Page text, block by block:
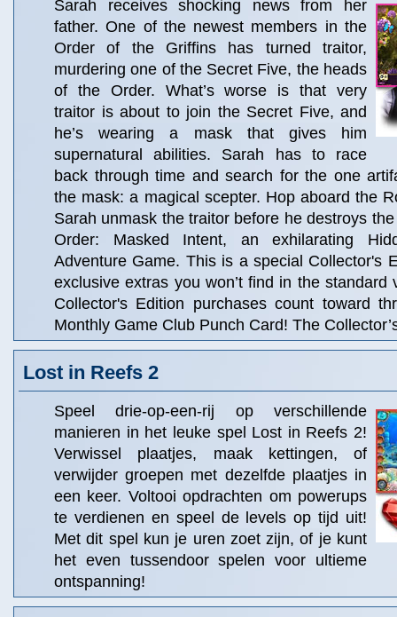
Sarah receives shocking news from her
father. One of the newest members in the
Order of the Griffins has turned traitor,
murdering one of the Secret Five, the heads
of the Order. What’s worse is that very
traitor is about to join the Secret Five, and
he’s wearing a mask that gives him
supernatural abilities. Sarah has to race
back through time and search for the one
the mask: a magical scepter. Hop aboard the
Sarah unmask the traitor before he destroys
Order: Masked Intent, an exhilarating
Adventure Game. This is a special Collector's
exclusive extras you won’t find in the standard
Collector's Edition purchases count toward
Monthly Game Club Punch Card! The
Lost in Reefs 2
Speel drie-op-een-rij op verschillende
manieren in het leuke spel Lost in Reefs 2!
Verwissel plaatjes, maak kettingen, of
verwijder groepen met dezelfde plaatjes in
een keer. Voltooi opdrachten om powerups
te verdienen en speel de levels op tijd uit!
Met dit spel kun je uren zoet zijn, of je kunt
het even tussendoor spelen voor ultieme
ontspanning!